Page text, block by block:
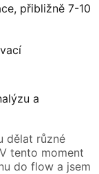
přibližně 7-10
a
dělat různé
tento moment
do flow a jsem